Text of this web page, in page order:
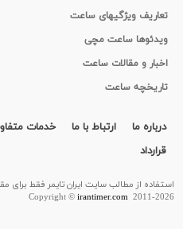
تعاریف ویژگیهای ساعت
ویدئوها ساعت مچی
اخبار و مقالات ساعت
تاریخچه ساعت
درباره ما ارتباط با ما خدمات
قرارداد
استفاده از مطالب سايت ایران تایمر فقط برای
Copyright ©irantimer.com2011-2026